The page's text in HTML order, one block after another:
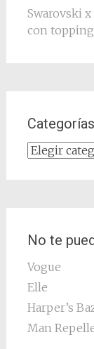
Swarovski
con
Categorías
Categorías
No te
Vogue
Elle
Harper’s
Man